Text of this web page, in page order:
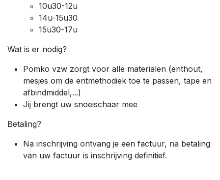
10u30-12u
14u-15u30
15u30-17u
Wat is er nodig?
Pomko vzw zorgt voor alle materialen (enthout,
mesjes om de entmethodiek toe te passen, tape en
afbindmiddel,...)
Jij brengt uw snoeischaar mee
Betaling?
Na inschrijving ontvang je een factuur, na betaling
van uw factuur is inschrijving definitief.